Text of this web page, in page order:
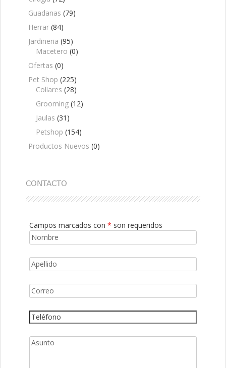
Guadanas (79)
Herrar (84)
Jardineria (95)
Macetero (0)
Ofertas (0)
Pet Shop (225)
Collares (28)
Grooming (12)
Jaulas (31)
Petshop (154)
Productos Nuevos (0)
CONTACTO
Campos marcados con * son requeridos